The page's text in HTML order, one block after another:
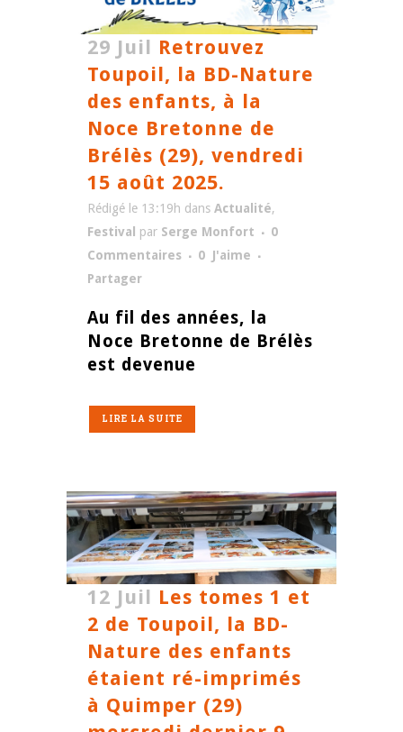
29 Juil
Retrouvez
Toupoil, la BD-Nature
des enfants, à la
Noce Bretonne de
Brélès (29), vendredi
15 août 2025.
Rédigé le 13:19h dans Actualité,
Festival
par Serge Monfort
0
Commentaires
0 J'aime
Partager
Au fil des années, la
Noce Bretonne de Brélès
est devenue
LIRE LA SUITE
12 Juil Les tomes 1 et
2 de Toupoil, la BD-
Nature des enfants
étaient ré-imprimés
à Quimper (29)